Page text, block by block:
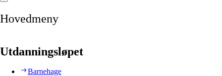
Hovedmeny
Utdanningsløpet
Barnehage